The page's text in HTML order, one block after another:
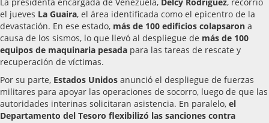
el jueves La Guaira, el área identificada como el epicentro de la
devastación. En ese estado, más de 100 edificios colapsaron a
causa de los sismos, lo que llevó al despliegue de más de 100
equipos de maquinaria pesada para las tareas de rescate y
recuperación de víctimas.
Por su parte, Estados Unidos anunció el despliegue de fuerzas
militares para apoyar las operaciones de socorro, luego de que las
autoridades interinas solicitaran asistencia. En paralelo, el
Departamento del Tesoro flexibilizó las sanciones contra